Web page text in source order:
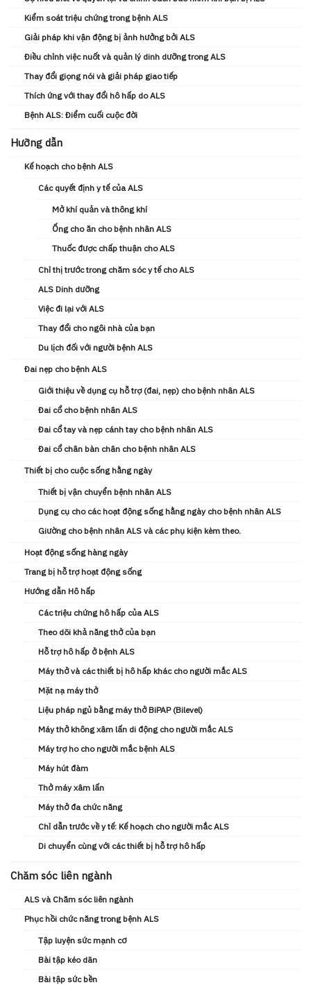
Kiểm soát triệu chứng trong bệnh ALS
Giải pháp khi vận động bị ảnh hưởng bởi ALS
Điều chỉnh việc nuốt và quản lý dinh dưỡng trong ALS
Thay đổi giọng nói và giải pháp giao tiếp
Thích ứng với thay đổi hô hấp do ALS
Bệnh ALS: Điểm cuối cuộc đời
Hưỡng dẫn
Kế hoạch cho bệnh ALS
Các quyết định y tế của ALS
Mở khí quản và thông khí
Ống cho ăn cho bệnh nhân ALS
Thuốc được chấp thuận cho ALS
Chỉ thị trước trong chăm sóc y tế cho ALS
ALS Dinh dưỡng
Việc đi lại với ALS
Thay đổi cho ngôi nhà của bạn
Du lịch đối với người bệnh ALS
Đai nẹp cho bệnh ALS
Giới thiệu về dụng cụ hỗ trợ (đai, nẹp) cho bệnh nhân ALS
Đai cổ cho bệnh nhân ALS
Đai cổ tay và nẹp cánh tay cho bệnh nhân ALS
Đai cổ chân bàn chân cho bệnh nhân ALS
Thiết bị cho cuộc sống hằng ngày
Thiết bị vận chuyển bệnh nhân ALS
Dụng cụ cho các hoạt động sống hằng ngày cho bệnh nhân ALS
Giường cho bệnh nhân ALS và các phụ kiện kèm theo.
Hoạt động sống hàng ngày
Trang bị hỗ trợ hoạt động sống
Hướng dẫn Hô hấp
Các triệu chứng hô hấp của ALS
Theo dõi khả năng thở của bạn
Hỗ trợ hô hấp ở bệnh ALS
Máy thở và các thiết bị hô hấp khác cho người mắc ALS
Mặt nạ máy thở
Liệu pháp ngủ bằng máy thở BiPAP (Bilevel)
Máy thở không xâm lấn di động cho người mắc ALS
Máy trợ ho cho người mắc bệnh ALS
Máy hút đàm
Thở máy xâm lấn
Máy thở đa chức năng
Chỉ dẫn trước về y tế: Kế hoạch cho người mắc ALS
Di chuyển cùng với các thiết bị hỗ trợ hô hấp
Chăm sóc liên ngành
ALS và Chăm sóc liên ngành
Phục hồi chức năng trong bệnh ALS
Tập luyện sức mạnh cơ
Bài tập kéo dãn
Bài tập sức bền